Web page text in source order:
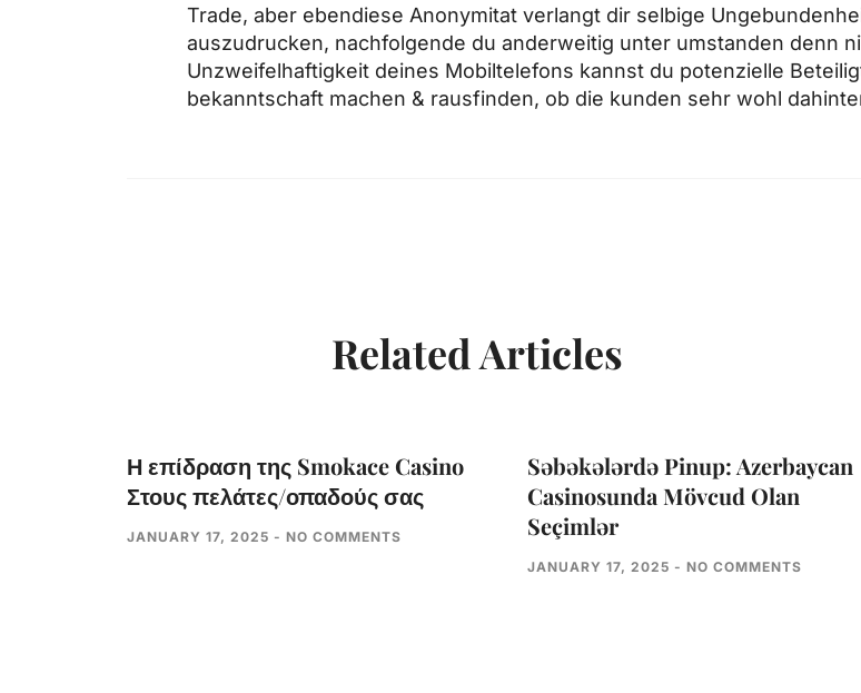
Trade, aber ebendiese Anonymitat verlangt dir selbige
auszudrucken, nachfolgende du anderweitig unter umstanden denn
Unzweifelhaftigkeit deines Mobiltelefons kannst du potenzielle
bekanntschaft machen & rausfinden, ob die kunden sehr wohl
Related Articles
Η επίδραση της Smokace Casino
Στους πελάτες/οπαδούς σας
JANUARY 17, 2025 NO COMMENTS
Səbəkələrdə Pinup: Azerbaycan
Casinosunda Mövcud Olan
Seçimlər
JANUARY 17, 2025 NO COMMENTS